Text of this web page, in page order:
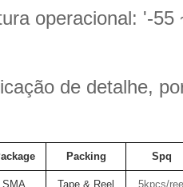
operacional: '-55
de detalhe,
Packing Spq
SMA Tape & Reel 5kpcs/